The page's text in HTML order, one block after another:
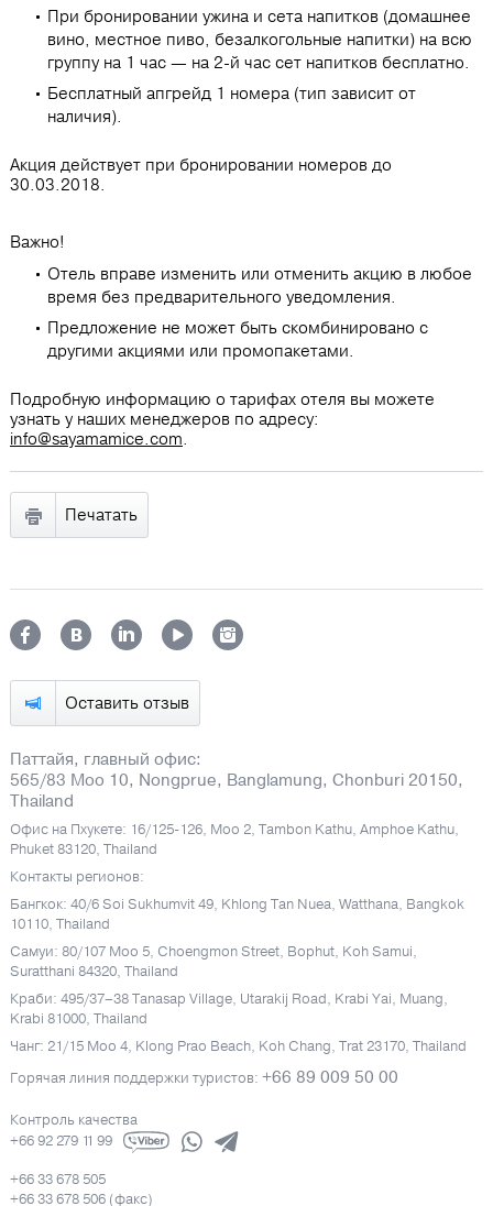
Оставить отзыв
Паттайя, главный офис:
565/83 Moo 10, Nongprue, Banglamung, Chonburi 20150,
Thailand
Офис на Пхукете: 16/125-126, Moo 2, Tambon Kathu, Amphoe Kathu,
Phuket 83120, Thailand
Контакты регионов:
Бангкок: 40/6 Soi Sukhumvit 49, Khlong Tan Nuea, Watthana, Bangkok
10110, Thailand
Самуи: 80/107 Moo 5, Choengmon Street, Bophut, Koh Samui,
Suratthani 84320, Thailand
Краби: 495/37–38 Tanasap Village, Utarakij Road, Krabi Yai, Muang,
Krabi 81000, Thailand
Чанг: 21/15 Moo 4, Klong Prao Beach, Koh Chang, Trat 23170, Thailand
Горячая линия поддержки туристов: +66 89 009 50 00
Контроль качества
+66 92 279 11 99
+66 33 678 505
+66 33 678 506 (факс)
При бронировании ужина и сета напитков (домашнее
вино, местное пиво, безалкогольные напитки) на всю
группу на 1 час — на 2-й час сет напитков бесплатно.
Бесплатный апгрейд 1 номера (тип зависит от
наличия).
Акция действует при бронировании номеров до
30.03.2018.
Важно!
Отель вправе изменить или отменить акцию в любое
время без предварительного уведомления.
Предложение не может быть скомбинировано с
другими акциями или промопакетами.
Подробную информацию о тарифах отеля вы можете
узнать у наших менеджеров по адресу:
info@sayamamice.com.
Печатать